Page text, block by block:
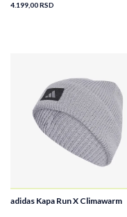
4.199,00RSD
adidas Kapa Run X Climawarm